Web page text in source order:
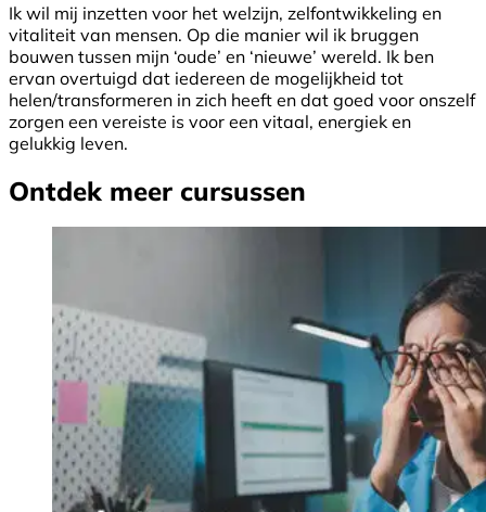
Ik wil mij inzetten voor het welzijn, zelfontwikkeling en
vitaliteit van mensen. Op die manier wil ik bruggen
bouwen tussen mijn ‘oude’ en ‘nieuwe’ wereld. Ik ben
ervan overtuigd dat iedereen de mogelijkheid tot
helen/transformeren in zich heeft en dat goed voor onszelf
zorgen een vereiste is voor een vitaal, energiek en
gelukkig leven.
Ontdek meer cursussen